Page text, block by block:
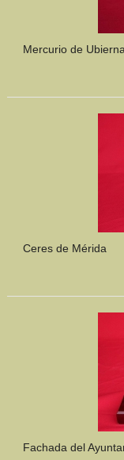
Mercurio de Ubierna
Ceres de Mérida
Fachada del